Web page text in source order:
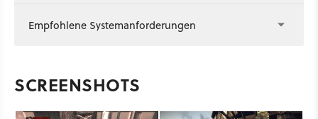
Empfohlene Systemanforderungen
SCREENSHOTS